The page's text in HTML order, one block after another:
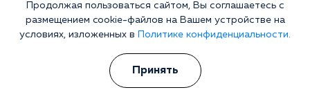
Продолжая пользоваться сайтом, Вы соглашаетесь с
размещением cookie-файлов на Вашем устройстве на
условиях, изложенных в
Политике конфиденциальности.
Принять